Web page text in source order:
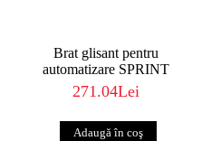
Brat glisant pentru
automatizare SPRINT
271.04Lei